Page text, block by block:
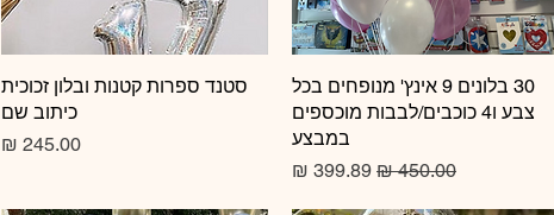
תצוגה מהירה
30 בלונים 9 אינץ' מנופחים בכל
צבע ו4 כוכבים/לבבות מוכספים
במבצע
מחיר רגיל מחיר מבצע
תצוגה מהירה
סטנד ספרות קטנות ובלון זכוכית
כיתוב שם
מחיר‏245.00 ‏₪